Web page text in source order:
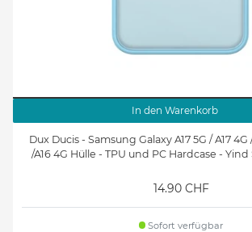
In den Warenkorb
Dux Ducis - Samsung Galaxy A17 5G / A17 4G
/A16 4G Hülle - TPU und PC Hardcase -
14.90 CHF
Sofort verfügbar